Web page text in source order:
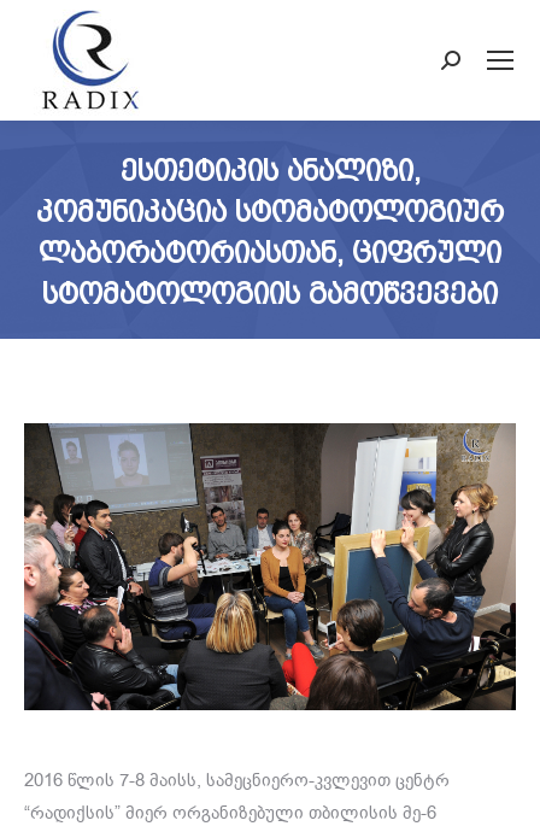
Search:
ᲔᲡᲗᲔᲢᲘᲙᲘᲡ ᲐᲜᲐᲚᲘᲖᲘ,
ᲙᲝᲛᲣᲜᲘᲙᲐᲪᲘᲐ ᲡᲢᲝᲛᲐᲢᲝᲚᲝᲒᲘᲣᲠ
ᲚᲐᲑᲝᲠᲐᲢᲝᲠᲘᲐᲡᲗᲐᲜ, ᲪᲘᲤᲠᲣᲚᲘ
ᲡᲢᲝᲛᲐᲢᲝᲚᲝᲒᲘᲘᲡ ᲒᲐᲛᲝᲬᲕᲔᲕᲔᲑᲘ
2016 წლის 7-8 მაისს, სამეცნიერო-კვლევით ცენტრ
“რადიქსის” მიერ ორგანიზებული თბილისის მე-6